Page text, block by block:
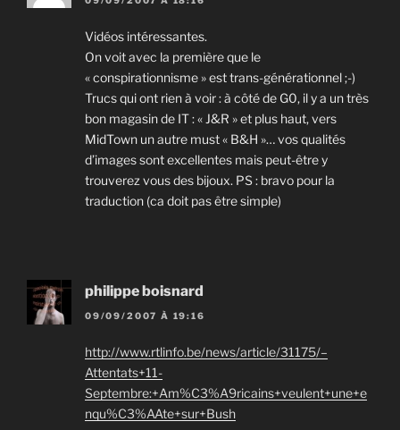
Vidéos intéressantes.
On voit avec la première que le
« conspirationnisme » est trans-générationnel ;-)
Trucs qui ont rien à voir : à côté de G0, il y a un très
bon magasin de IT : « J&R » et plus haut, vers
MidTown un autre must « B&H »… vos qualités
d’images sont excellentes mais peut-être y
trouverez vous des bijoux. PS : bravo pour la
traduction (ca doit pas être simple)
philippe boisnard
09/09/2007 À 19:16
http://www.rtlinfo.be/news/article/31175/–
Attentats+11-
Septembre:+Am%C3%A9ricains+veulent+une+e
nqu%C3%AAte+sur+Bush